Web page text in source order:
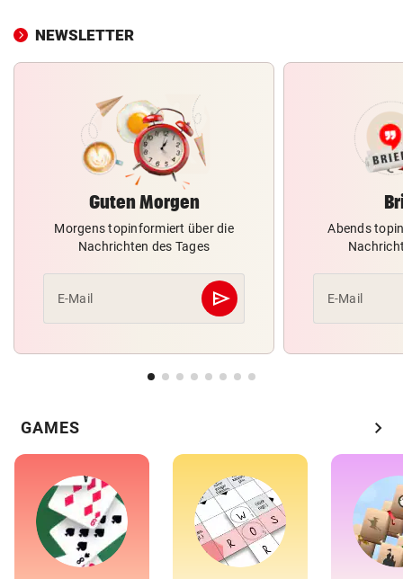
NEWSLETTER
Guten Morgen
Morgens topinformiert über die
Nachrichten des Tages
E-Mail send
Abschicken
Abends
E-Mail
GAMES chevron_right